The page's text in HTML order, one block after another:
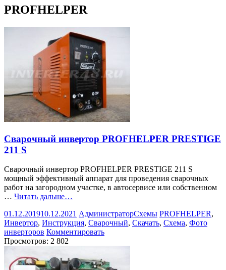
PROFHELPER
Сварочный инвертор PROFHELPER PRESTIGE
211 S
Сварочный инвертор PROFHELPER PRESTIGE 211 S
мощный эффективный аппарат для проведения сварочных
работ на загородном участке, в автосервисе или собственном
… Читать дальше…
01.12.201910.12.2021 АдминистраторСхемы PROFHELPER,
Инвертор, Инструкция, Сварочный, Скачать, Схема, Фото
инверторов Комментировать
Просмотров: 2 802